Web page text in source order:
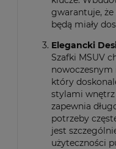
gwarantuje,
będą miały
Elegancki
Szafki MSUV
który
stylami wnętrz
zapewnia
potrzeby
jest
użyteczności